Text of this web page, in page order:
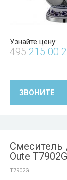
Узнайте цену:
495 215 00
ЗВОНИТЕ
Смеситель
Oute T7902G
T7902G